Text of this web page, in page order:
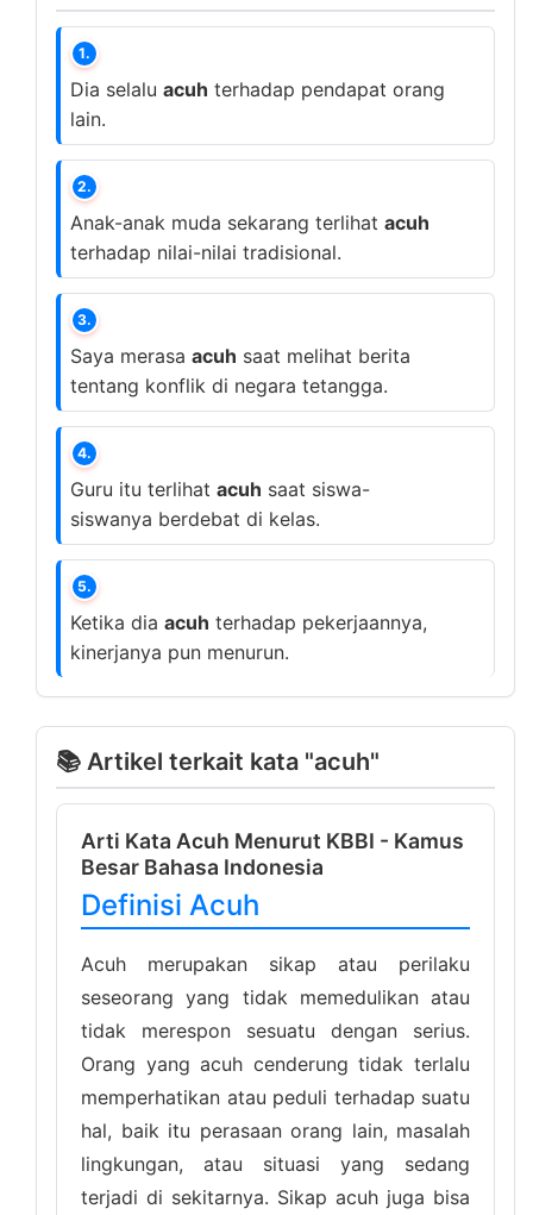
1.
Dia selalu acuh terhadap pendapat orang
lain.
2.
Anak-anak muda sekarang terlihat acuh
terhadap nilai-nilai tradisional.
3.
Saya merasa acuh saat melihat berita
tentang konflik di negara tetangga.
4.
Guru itu terlihat acuh saat siswa-
siswanya berdebat di kelas.
5.
Ketika dia acuh terhadap pekerjaannya,
kinerjanya pun menurun.
📚 Artikel terkait kata "acuh"
Arti Kata Acuh Menurut KBBI - Kamus
Besar Bahasa Indonesia
Definisi Acuh
Acuh merupakan sikap atau perilaku
seseorang yang tidak memedulikan atau
tidak merespon sesuatu dengan serius.
Orang yang acuh cenderung tidak terlalu
memperhatikan atau peduli terhadap suatu
hal, baik itu perasaan orang lain, masalah
lingkungan, atau situasi yang sedang
terjadi di sekitarnya. Sikap acuh juga bisa